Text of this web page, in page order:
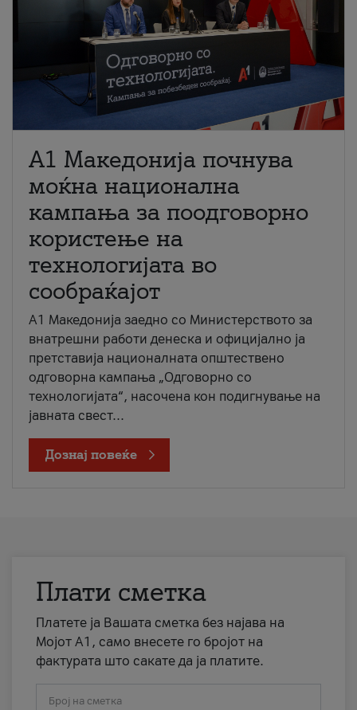
A1 Македонија почнува
моќна национална
кампања за поодговорно
користење на
технологијата во
сообраќајот
A1 Македонија заедно со Министерството за
внатрешни работи денеска и официјално ја
претставија националната општествено
одговорна кампања „Одговорно со
технологијата“, насочена кон подигнување на
јавната свест...
Дознај повеќе
Плати сметка
Платете ја Вашата сметка без најава на
Мојот А1, само внесете го бројот на
фактурата што сакате да ја платите.
Број на сметка